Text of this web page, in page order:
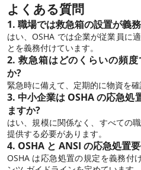
よくある質問
1. 職場では救急箱の設置が義
はい、OSHA では企業が従業員に
とを義務付けています。
2. 救急箱はどのくらいの頻
か?
緊急時に備えて、定期的に物資を確
3. 中小企業は OSHA の応急処
ますか?
はい、規模に関係なく、すべての
提供する必要があります。
4. OSHA と ANSI の応急処置
OSHA は応急処置の規定を義務付